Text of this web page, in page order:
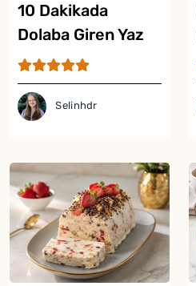
10 Dakikada
Dolaba Giren Yaz
Tatlısı Tarifi
Selinhdr